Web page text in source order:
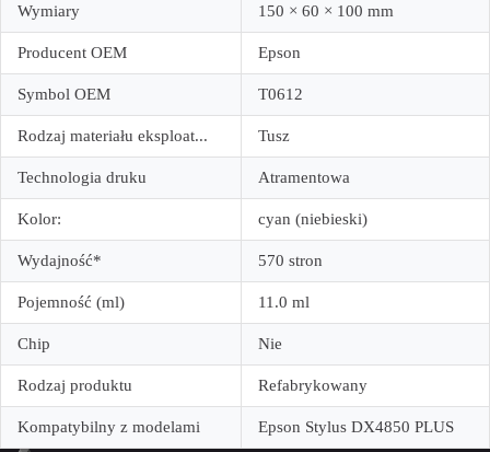
Wymiary 150 × 60 × 100 mm
Producent OEM Epson
Symbol OEM T0612
Rodzaj materiału eksploat... Tusz
Technologia druku Atramentowa
Kolor: cyan (niebieski)
Wydajność* 570 stron
Pojemność (ml) 11.0 ml
Chip Nie
Rodzaj produktu Refabrykowany
Kompatybilny z modelami Epson Stylus DX4850 PLUS